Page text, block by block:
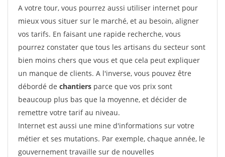
A votre tour, vous pourrez aussi utiliser internet pour
mieux vous situer sur le marché, et au besoin, aligner
vos tarifs. En faisant une rapide recherche, vous
pourrez constater que tous les artisans du secteur sont
bien moins chers que vous et que cela peut expliquer
un manque de clients. A l'inverse, vous pouvez être
débordé de chantiers parce que vos prix sont
beaucoup plus bas que la moyenne, et décider de
remettre votre tarif au niveau.
Internet est aussi une mine d'informations sur votre
métier et ses mutations. Par exemple, chaque année, le
gouvernement travaille sur de nouvelles